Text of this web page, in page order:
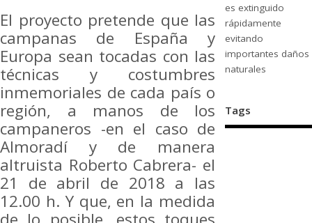
El proyecto pretende que las
campanas de España y
Europa sean tocadas con las
técnicas y costumbres
inmemoriales de cada país o
región, a manos de los
campaneros -en el caso de
Almoradí y de manera
altruista Roberto Cabrera- el
21 de abril de 2018 a las
12.00 h. Y que, en la medida
es extinguido
rápidamente
evitando
importantes daños
naturales
Tags